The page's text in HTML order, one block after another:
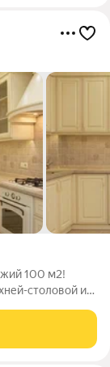
100 м2!
столовой и
Острякова, 242,